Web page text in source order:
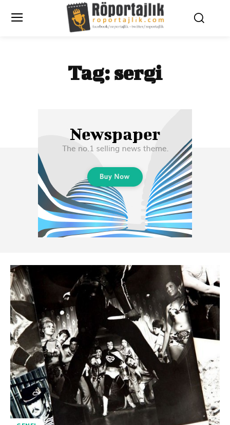
Tag: sergi